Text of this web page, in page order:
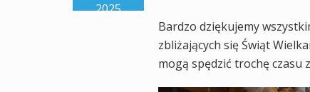
2025
Bardzo dziękujemy
zbliżających się Świąt
mogą spędzić trochę czasu